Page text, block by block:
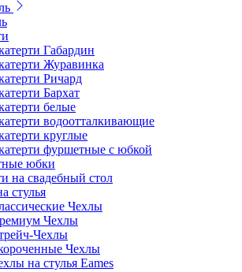
Габардин
Журавинка
Ричард
Бархат
белые
водоотталкивающие
круглые
фуршетные с юбкой
юбки
на свадебный стол
стулья
Чехлы
Чехлы
Чехлы
Чехлы
на стулья Eames